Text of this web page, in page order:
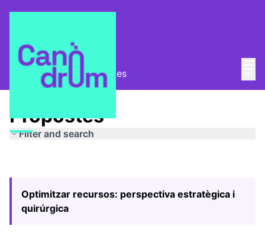
Pla Estratègic Propostes
Propostes
Filter and search
Optimitzar recursos: perspectiva estratègica i
quirúrgica